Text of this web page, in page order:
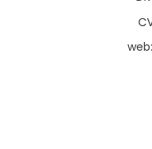
web: